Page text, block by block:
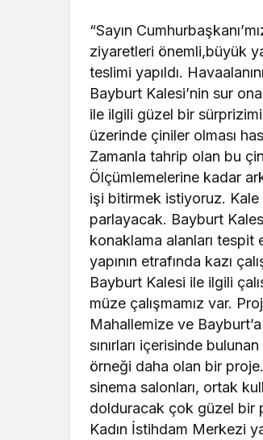
“Sayın
ziyaretleri önemli,büyük
teslimi yapıldı.
Bayburt Kalesi’nin sur
ile ilgili güzel bir
üzerinde çiniler olması
Zamanla tahrip olan bu
Ölçümlemelerine kadar
işi bitirmek istiyoruz. Kale
parlayacak. Bayburt
konaklama alanları tespit
yapının etrafında kazı
Bayburt Kalesi ile ilgili
müze çalışmamız var.
Mahallemize ve
sınırları içerisinde
örneği daha olan bir
sinema salonları, ortak
dolduracak çok güzel bir
Kadın İstihdam Merkezi